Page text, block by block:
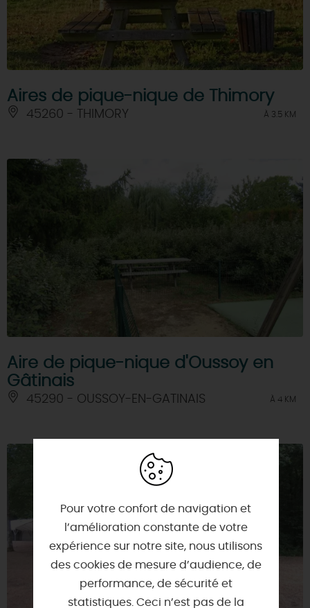
Aires de pique-nique de Thimory
45260 - THIMORY À 3.5 KM
Aire de pique-nique d'Oussoy en
Gâtinais
45290 - OUSSOY-EN-GATINAIS À 4 KM
Pour votre confort de navigation et
l’amélioration constante de votre
expérience sur notre site, nous utilisons
des cookies de mesure d’audience, de
performance, de sécurité et
statistiques. Ceci n’est pas de la